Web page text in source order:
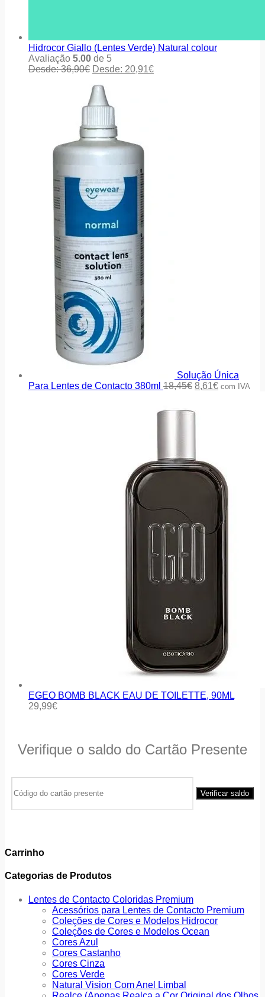
Hidrocor Giallo (Lentes Verde) Natural colour
Avaliação 5.00 de 5
Desde:36,90€ Desde: 20,91€
Solução Única
Para Lentes de Contacto 380ml 18,45€ 8,61€ com IVA
EGEO BOMB BLACK EAU DE TOILETTE, 90ML
29,99€
Verifique o saldo do Cartão Presente
Carrinho
Categorias de Produtos
Lentes de Contacto Coloridas Premium
Acessórios para Lentes de Contacto Premium
Coleções de Cores e Modelos Hidrocor
Coleções de Cores e Modelos Ocean
Cores Azul
Cores Castanho
Cores Cinza
Cores Verde
Natural Vision Com Anel Limbal